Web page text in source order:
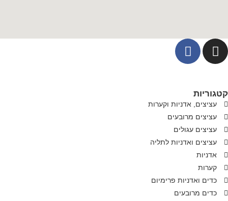
קטגוריות
עציצים, אדניות וקערות
עציצים מרובעים
עציצים עגולים
עציצים ואדניות לתליה
אדניות
קערות
כדים ואדניות פרימיום
כדים מרובעים